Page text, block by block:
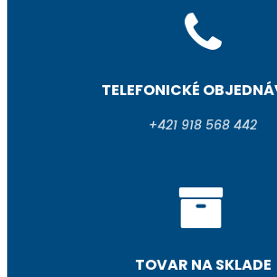
TELEFONICKÉ
+421 918 568 442
TOVAR NA SKLADE